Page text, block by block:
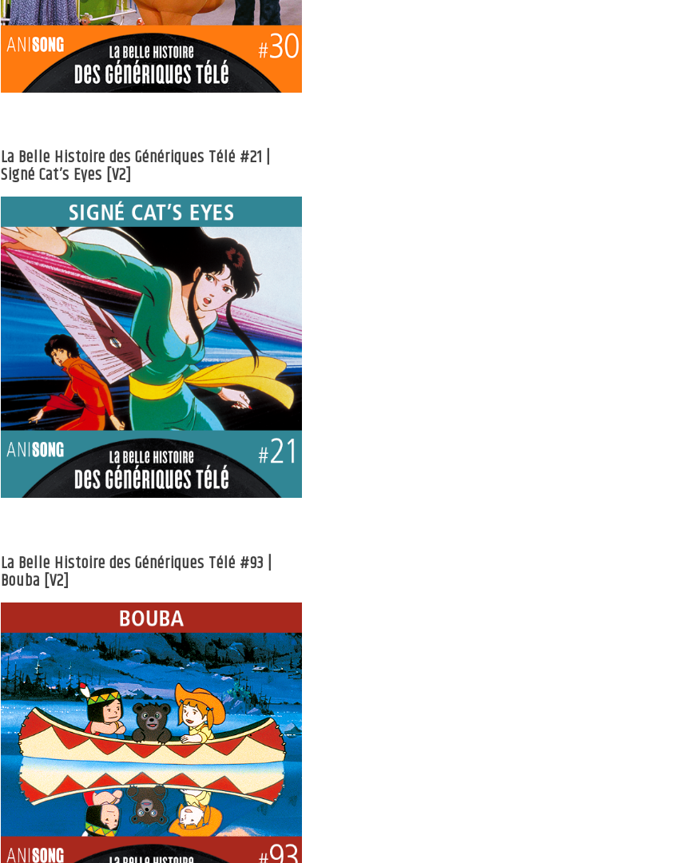
La Belle Histoire des Génériques Télé #21 |
Signé Cat’s Eyes [V2]
La Belle Histoire des Génériques Télé #93 |
Bouba [V2]